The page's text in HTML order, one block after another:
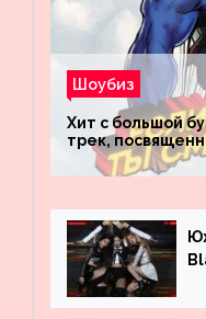
Шоубиз
Хит с большой
трек,